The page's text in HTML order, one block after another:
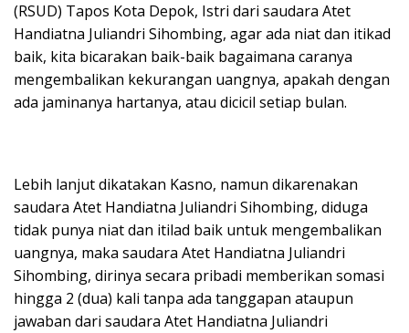
(RSUD) Tapos Kota Depok, Istri dari saudara Atet
Handiatna Juliandri Sihombing, agar ada niat dan itikad
baik, kita bicarakan baik-baik bagaimana caranya
mengembalikan kekurangan uangnya, apakah dengan
ada jaminanya hartanya, atau dicicil setiap bulan.
Lebih lanjut dikatakan Kasno, namun dikarenakan
saudara Atet Handiatna Juliandri Sihombing, diduga
tidak punya niat dan itilad baik untuk mengembalikan
uangnya, maka saudara Atet Handiatna Juliandri
Sihombing, dirinya secara pribadi memberikan somasi
hingga 2 (dua) kali tanpa ada tanggapan ataupun
jawaban dari saudara Atet Handiatna Juliandri